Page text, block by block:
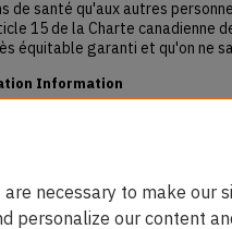
de santé qu'aux autres
15 de la Charte canadienne
équitable garanti et qu'on ne
Information
Steve. "Refugee Claimants,
necessary to make our
personalize our content